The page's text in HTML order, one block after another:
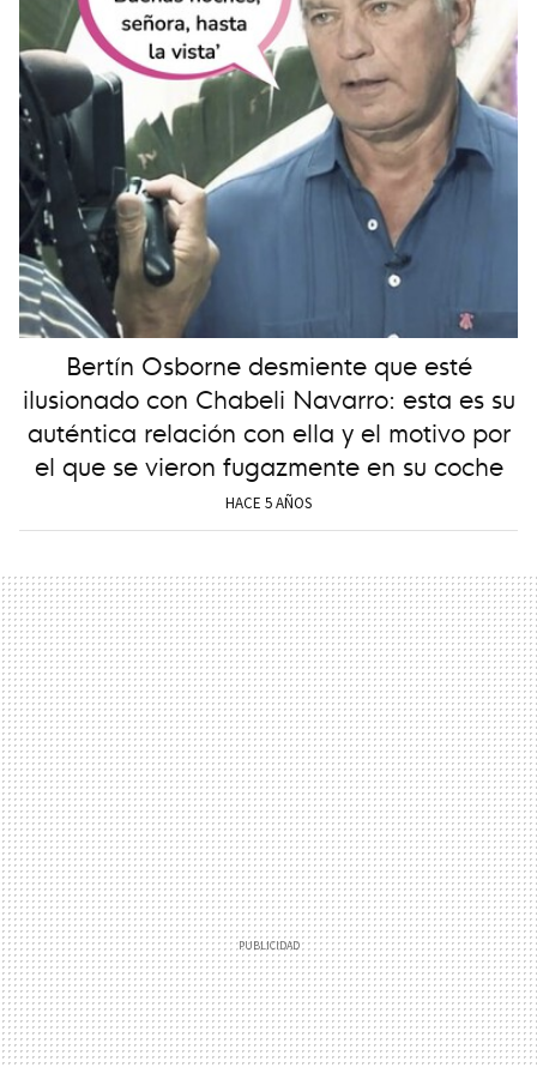
Bertín Osborne desmiente que esté
ilusionado con Chabeli Navarro: esta es su
auténtica relación con ella y el motivo por
el que se vieron fugazmente en su coche
HACE 5 AÑOS